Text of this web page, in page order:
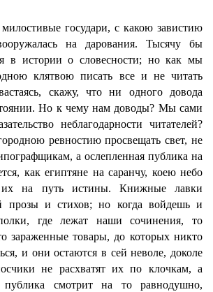
государи, с какою завистию
на дарования. Тысячу бы
в истории о словесности; но как мы
клятвою писать все и не читать
скажу, что ни одного довода
Но к чему нам доводы? Мы сами
неблагодарности читателей?
ревностию просвещать свет, не
а ослепленная публика на
как египтяне на саранчу, коею небо
их на путь истины. Книжные лавки
прозы и стихов; но когда войдешь и
где лежат наши сочинения, то
зараженные товары, до которых никто
и они остаются в сей неволе, доколе
не расхватят их по клочкам, а
публика смотрит на то равнодушно,